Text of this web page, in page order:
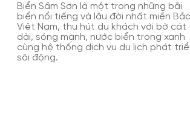
Biển Sầm Sơn là một trong những bãi
biển nổi tiếng và lâu đời nhất miền Bắc
Việt Nam, thu hút du khách với bờ cát
dài, sóng mạnh, nước biển trong xanh
cùng hệ thống dịch vụ du lịch phát
sôi động.